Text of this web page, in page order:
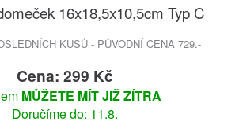
16x18,5x10,5cm Typ C
KUSŮ - PŮVODNÍ CENA 729.-
Cena: 299 Kč
MŮŽETE MÍT JIŽ ZÍTRA
Doručíme do: 11.8.